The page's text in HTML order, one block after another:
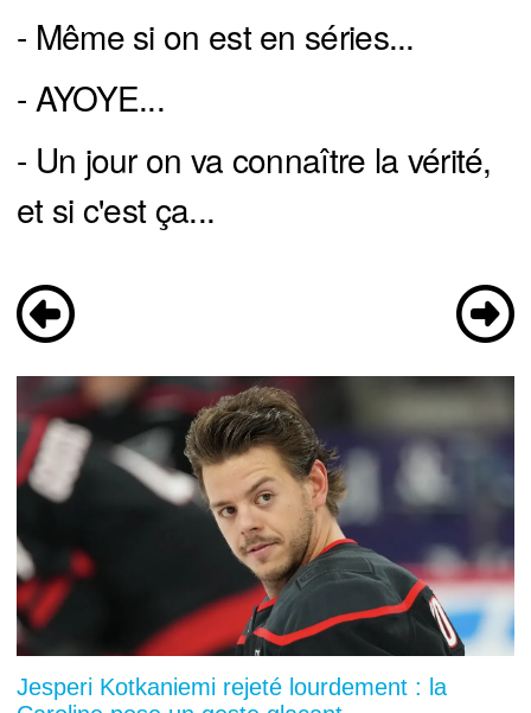
- Même si on est en séries...
- AYOYE...
- Un jour on va connaître la vérité,
et si c'est ça...
Jesperi Kotkaniemi rejeté lourdement : la